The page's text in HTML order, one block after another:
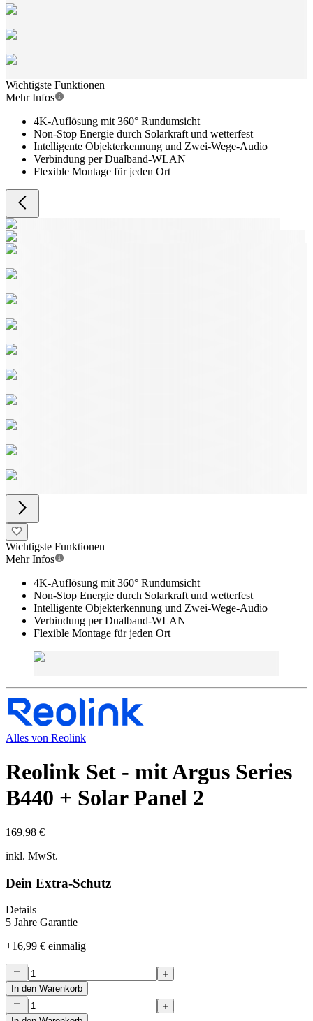
Wichtigste Funktionen
Mehr Infos
4K-Auflösung mit 360° Rundumsicht
Non-Stop Energie durch Solarkraft und wetterfest
Intelligente Objekterkennung und Zwei-Wege-Audio
Verbindung per Dualband-WLAN
Flexible Montage für jeden Ort
Wichtigste Funktionen
Mehr Infos
4K-Auflösung mit 360° Rundumsicht
Non-Stop Energie durch Solarkraft und wetterfest
Intelligente Objekterkennung und Zwei-Wege-Audio
Verbindung per Dualband-WLAN
Flexible Montage für jeden Ort
Alles von Reolink
Reolink Set - mit Argus Series
B440 + Solar Panel 2
169,98 €
inkl. MwSt.
Dein Extra-Schutz
Details
5 Jahre Garantie
+16,99 € einmalig
In den Warenkorb